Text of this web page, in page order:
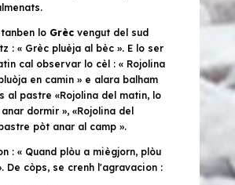
lo Grècvengut del sud
: « Grèc pluèja al bèc ».E lo ser
cal observar lo cèl : « Rojolina
en camin »e alara balham
al pastre «Rojolina del matin, lo
dormir », «Rojolina del
pòt anar al camp ».
: « Quand plòu a miègjorn, plòu
De còps, se crenh l'agravacion :